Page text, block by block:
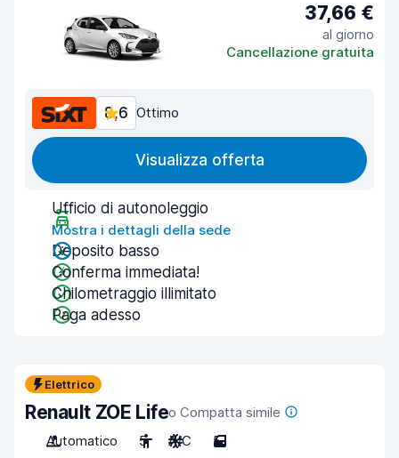
37,66 €
al giorno
Cancellazione gratuita
8,6 Ottimo
Visualizza offerta
Ufficio di autonoleggio
Mostra i dettagli della sede
Deposito basso
Conferma immediata!
Chilometraggio illimitato
Paga adesso
Elettrico
Renault ZOE Lifeo Compatta simile
Automatico
5 A/C 5